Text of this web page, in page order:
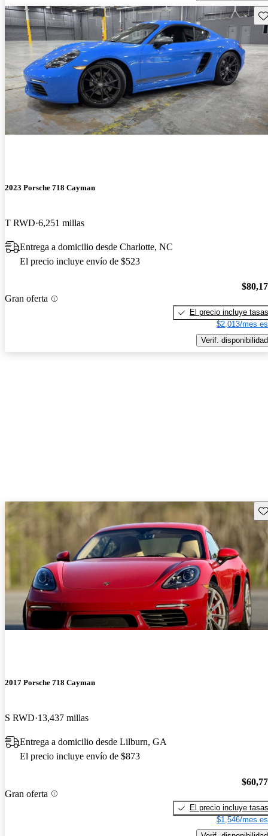
2023 Porsche 718 Cayman
T RWD 6,251 millas
Entrega a domicilio desde Charlotte, NC
El precio incluye envío de $523
Gran oferta
El precio incluye tasas
$2,013/mes
Verif. disponibilidad
2017 Porsche 718 Cayman
S RWD 13,437 millas
Entrega a domicilio desde Lilburn, GA
El precio incluye envío de $873
Gran oferta
El precio incluye tasas
$1,546/mes